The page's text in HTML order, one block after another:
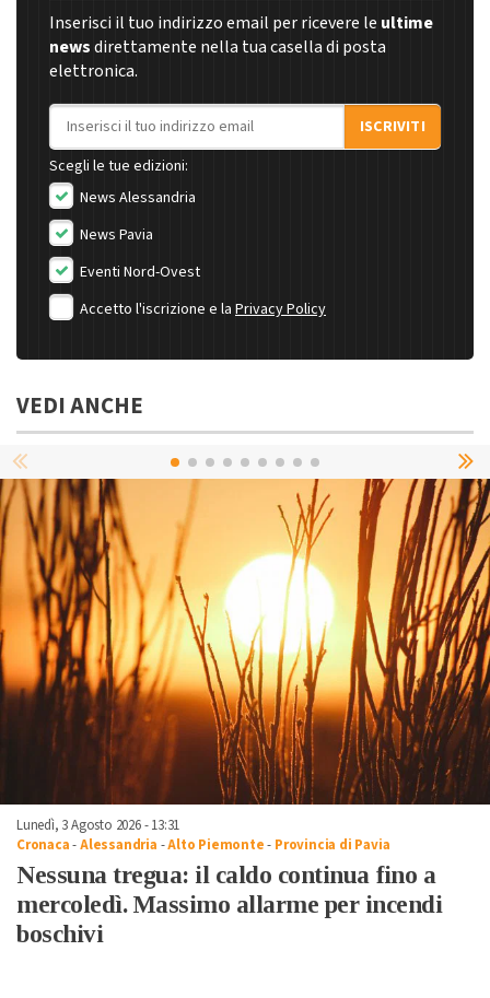
Inserisci il tuo indirizzo email per ricevere le ultime
newsdirettamente nella tua casella di posta
elettronica.
Indirizzo email
ISCRIVITI
Scegli le tue edizioni:
News Alessandria
News Pavia
Eventi Nord-Ovest
Accetto l'iscrizione e la Privacy Policy
VEDI ANCHE
Lunedì, 3 Agosto 2026 - 13:31
Cronaca-Alessandria -Alto Piemonte- Provincia di Pavia
Nessuna tregua: il caldo continua fino a
mercoledì. Massimo allarme per incendi
boschivi